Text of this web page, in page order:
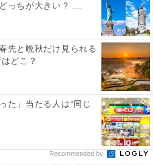
イアナの生涯を振り返ってみ
ベス女王主催のパーティでチ
っかけに、皇太子妃候補とし
ィーバーが巻き起こりまし
が正式に発表され、7月29
ル大聖堂にて挙式。まるでお
ェディングは、全世界で7億5
っちが大きい？ ...
先と晩秋だけ見られる
どこ？
た」当たる人は“同じ
Recommended by